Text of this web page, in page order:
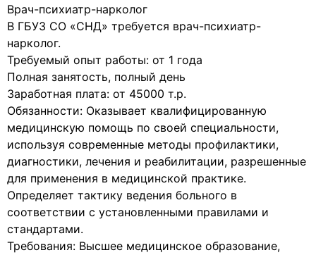
Врач-психиатр-нарколог
В ГБУЗ СО «СНД» требуется врач-психиатр-
нарколог.
Требуемый опыт работы: от 1 года
Полная занятость, полный день
Заработная плата: от 45000 т.р.
Обязанности: Оказывает квалифицированную
медицинскую помощь по своей специальности,
используя современные методы профилактики,
диагностики, лечения и реабилитации, разрешенные
для применения в медицинской практике.
Определяет тактику ведения больного в
соответствии с установленными правилами и
стандартами.
Требования: Высшее медицинское образование,